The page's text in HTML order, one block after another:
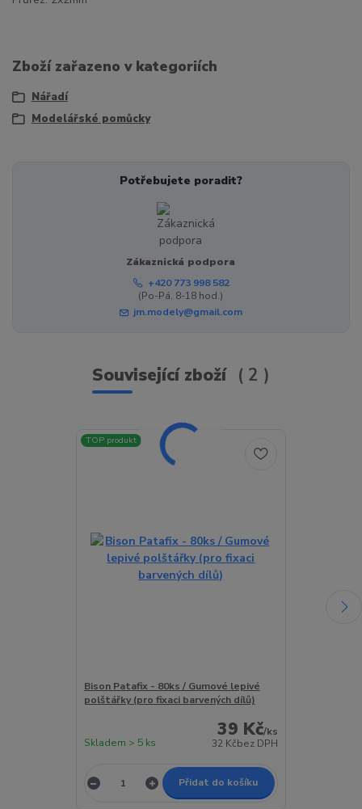
Zboží zařazeno v kategoriích
Nářadí
Modelářské pomůcky
Potřebujete poradit?
Zákaznická podpora
+420 773 998 582
(Po-Pá, 8-18 hod.)
jm.modely@gmail.com
Související zboží 2
TOP produkt
Bison Patafix - 80ks / Gumové lepivé
polštářky (pro fixaci barvených dílů)
39 Kč/ks
32 Kčbez DPH
Skladem > 5 ks
Přidat do košíku